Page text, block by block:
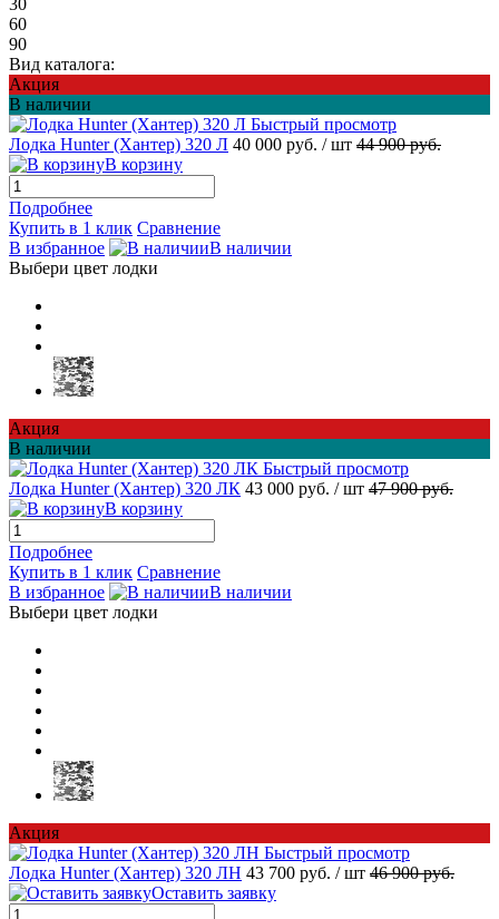
60
90
Вид каталога:
Акция
В наличии
Быстрый просмотр
Лодка Hunter (Хантер) 320 Л 40 000 руб. / шт 44 900 руб.
В корзину
Подробнее
Купить в 1 клик Сравнение
В избранное
В наличии
Выбери цвет лодки
Акция
В наличии
Быстрый просмотр
Лодка Hunter (Хантер) 320 ЛК 43 000 руб. / шт 47 900 руб.
В корзину
Подробнее
Купить в 1 клик Сравнение
В избранное
В наличии
Выбери цвет лодки
Акция
Быстрый просмотр
Лодка Hunter (Хантер) 320 ЛН 43 700 руб. / шт 46 900 руб.
Оставить заявку